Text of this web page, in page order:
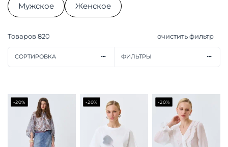
Мужское Женское
Товаров 820 очистить фильтр
СОРТИРОВКА ФИЛЬТРЫ
-20% -20% -20%